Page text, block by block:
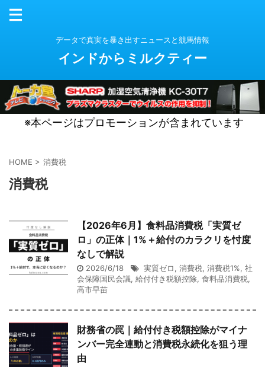
データで真実を暴き出すニュースと競馬情報
インドからミルクティー
※本ページはプロモーションが含まれています
HOME > 消費税
消費税
【2026年6月】食料品消費税「実質ゼ
ロ」の正体｜1%＋給付のカラクリを忖度
なしで解説
2026/6/18 実質ゼロ, 消費税, 消費税1%, 社
会保障国民会議, 給付付き税額控除, 食料品消費税,
高市早苗
財務省の罠｜給付付き税額控除がマイナ
ンバー完全連動と消費税永続化を狙う理
由